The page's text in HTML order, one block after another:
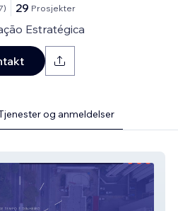
) 29 Prosjekter
Estratégica
og anmeldelser